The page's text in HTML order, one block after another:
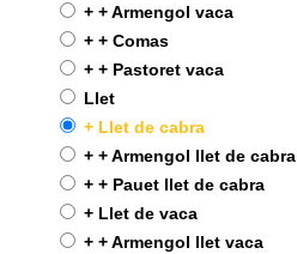
+ + Armengol vaca
+ + Comas
+ + Pastoret vaca
Llet
+ Llet de cabra
+ + Armengol llet de cabra
+ + Pauet llet de cabra
+ Llet de vaca
+ + Armengol llet vaca